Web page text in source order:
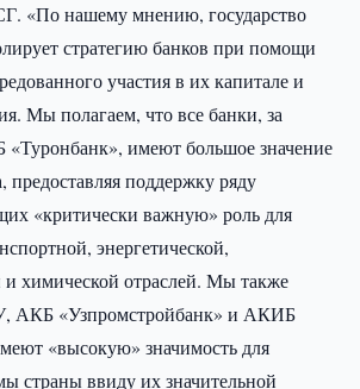
«По нашему мнению, государство
стратегию банков при помощи
участия в их капитале и
Мы полагаем, что все банки, за
имеют большое значение
предоставляя поддержку ряду
«критически важную» роль для
энергетической,
и химической отраслей. Мы также
АКБ «Узпромстройбанк» и АКИБ
«высокую» значимость для
страны ввиду их значительной